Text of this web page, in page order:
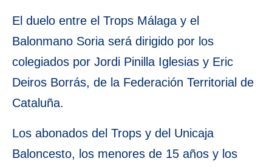
El duelo entre el Trops Málaga y el
Balonmano Soria será dirigido por los
colegiados por Jordi Pinilla Iglesias y Eric
Deiros Borrás, de la Federación Territorial de
Cataluña.
Los abonados del Trops y del Unicaja
Baloncesto, los menores de 15 años y los